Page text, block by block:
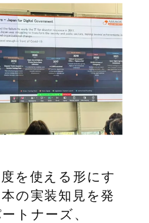
を使える形にす
の実装知見を発
トナーズ、